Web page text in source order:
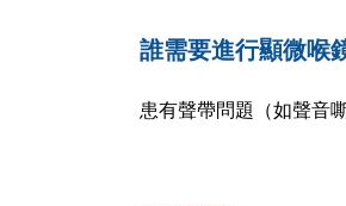
誰需要進行顯微喉
患有聲帶問題（如聲音